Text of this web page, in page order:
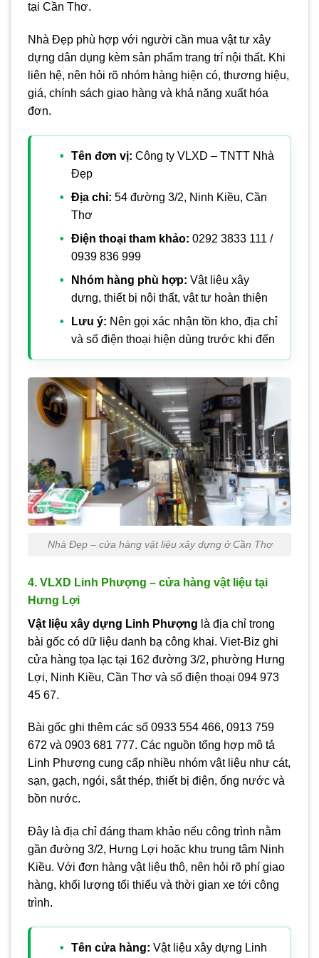
tại Cần Thơ.
Nhà Đẹp phù hợp với người cần mua vật tư xây
dựng dân dụng kèm sản phẩm trang trí nội thất. Khi
liên hệ, nên hỏi rõ nhóm hàng hiện có, thương hiệu,
giá, chính sách giao hàng và khả năng xuất hóa
đơn.
Tên đơn vị: Công ty VLXD – TNTT Nhà
Đẹp
Địa chỉ: 54 đường 3/2, Ninh Kiều, Cần
Thơ
Điện thoại tham khảo: 0292 3833 111 /
0939 836 999
Nhóm hàng phù hợp: Vật liệu xây
dựng, thiết bị nội thất, vật tư hoàn thiện
Lưu ý: Nên gọi xác nhận tồn kho, địa chỉ
và số điện thoại hiện dùng trước khi đến
Nhà Đẹp – cửa hàng vật liệu xây dựng ở Cần Thơ
4. VLXD Linh Phượng – cửa hàng vật liệu tại
Hưng Lợi
Vật liệu xây dựng Linh Phượng là địa chỉ trong
bài gốc có dữ liệu danh bạ công khai. Viet-Biz ghi
cửa hàng tọa lạc tại 162 đường 3/2, phường Hưng
Lợi, Ninh Kiều, Cần Thơ và số điện thoại 094 973
45 67.
Bài gốc ghi thêm các số 0933 554 466, 0913 759
672 và 0903 681 777. Các nguồn tổng hợp mô tả
Linh Phượng cung cấp nhiều nhóm vật liệu như cát,
sạn, gạch, ngói, sắt thép, thiết bị điện, ống nước và
bồn nước.
Đây là địa chỉ đáng tham khảo nếu công trình nằm
gần đường 3/2, Hưng Lợi hoặc khu trung tâm Ninh
Kiều. Với đơn hàng vật liệu thô, nên hỏi rõ phí giao
hàng, khối lượng tối thiểu và thời gian xe tới công
trình.
Tên cửa hàng: Vật liệu xây dựng Linh